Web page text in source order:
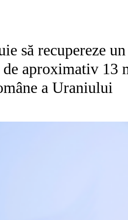
să recupereze
aproximativ 13
a Uraniului